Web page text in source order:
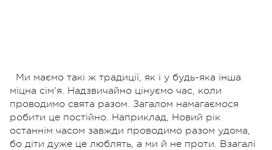
Ми маємо такі ж традиції, як і у будь-яка інша
міцна сім'я. Надзвичайно цінуємо час, коли
проводимо свята разом. Загалом намагаємося
робити це постійно. Наприклад, Новий рік
останнім часом завжди проводимо разом удома,
бо діти дуже це люблять, а ми й не проти. Взагалі